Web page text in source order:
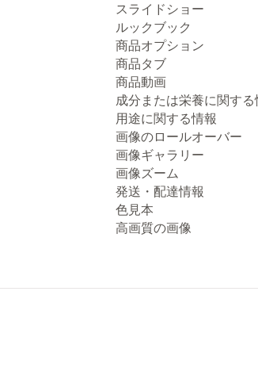
スライドショー
ルックブック
商品オプション
商品タブ
商品動画
成分または栄養に関する
用途に関する情報
画像のロールオーバー
画像ギャラリー
画像ズーム
発送・配達情報
色見本
高画質の画像